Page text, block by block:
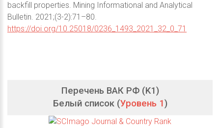
backfill properties. Mining Informational and Analytical
Bulletin. 2021;(3-2):71–80.
https://doi.org/10.25018/0236_1493_2021_32_0_71
Перечень ВАК РФ (K1)
Белый список (Уровень 1)